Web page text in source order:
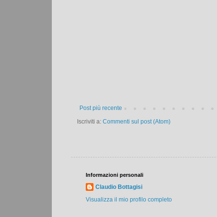
Post più recente
Iscriviti a: Commenti sul post (Atom)
Informazioni personali
Claudio Bottagisi
Visualizza il mio profilo completo